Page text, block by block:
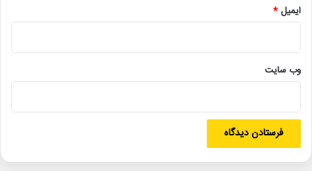
قیمت ۷۵هزار تومان در سایت‌های طاقچه و فراکتاب، فروشگاه‌ اینترنتی
فروشگاه‌های کانون پرورش فکری کودکان
ایمیل*
وب‌ سایت